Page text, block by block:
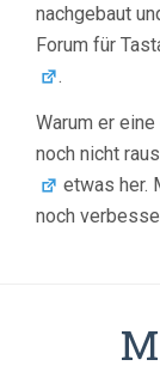
nachgebaut
Forum für
.
Warum er eine
noch nicht
etwas her.
noch